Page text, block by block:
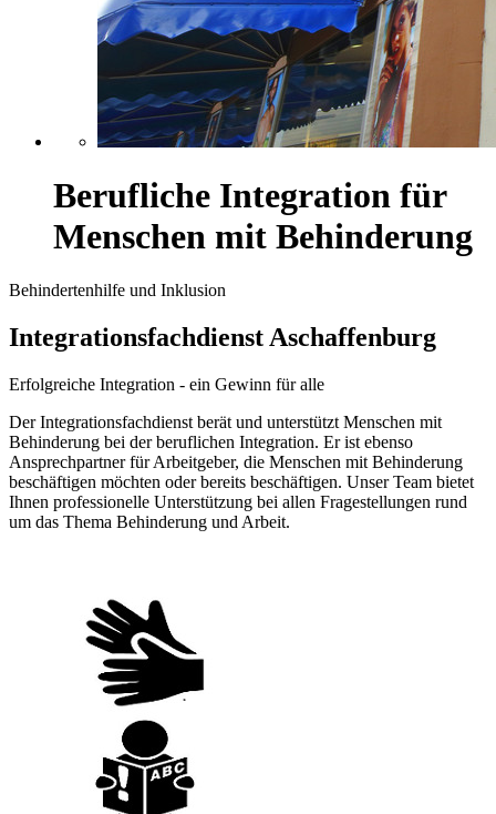
Berufliche Integration für
Menschen mit Behinderung
Behindertenhilfe und Inklusion
Integrationsfachdienst Aschaffenburg
Erfolgreiche Integration - ein Gewinn für alle
Der Integrationsfachdienst berät und unterstützt Menschen mit
Behinderung bei der beruflichen Integration. Er ist ebenso
Ansprechpartner für Arbeitgeber, die Menschen mit Behinderung
beschäftigen möchten oder bereits beschäftigen. Unser Team bietet
Ihnen professionelle Unterstützung bei allen Fragestellungen rund
um das Thema Behinderung und Arbeit.